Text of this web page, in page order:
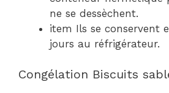
ne se dessèchent.
item Ils se conservent
jours au réfrigérateur.
Congélation Biscuits